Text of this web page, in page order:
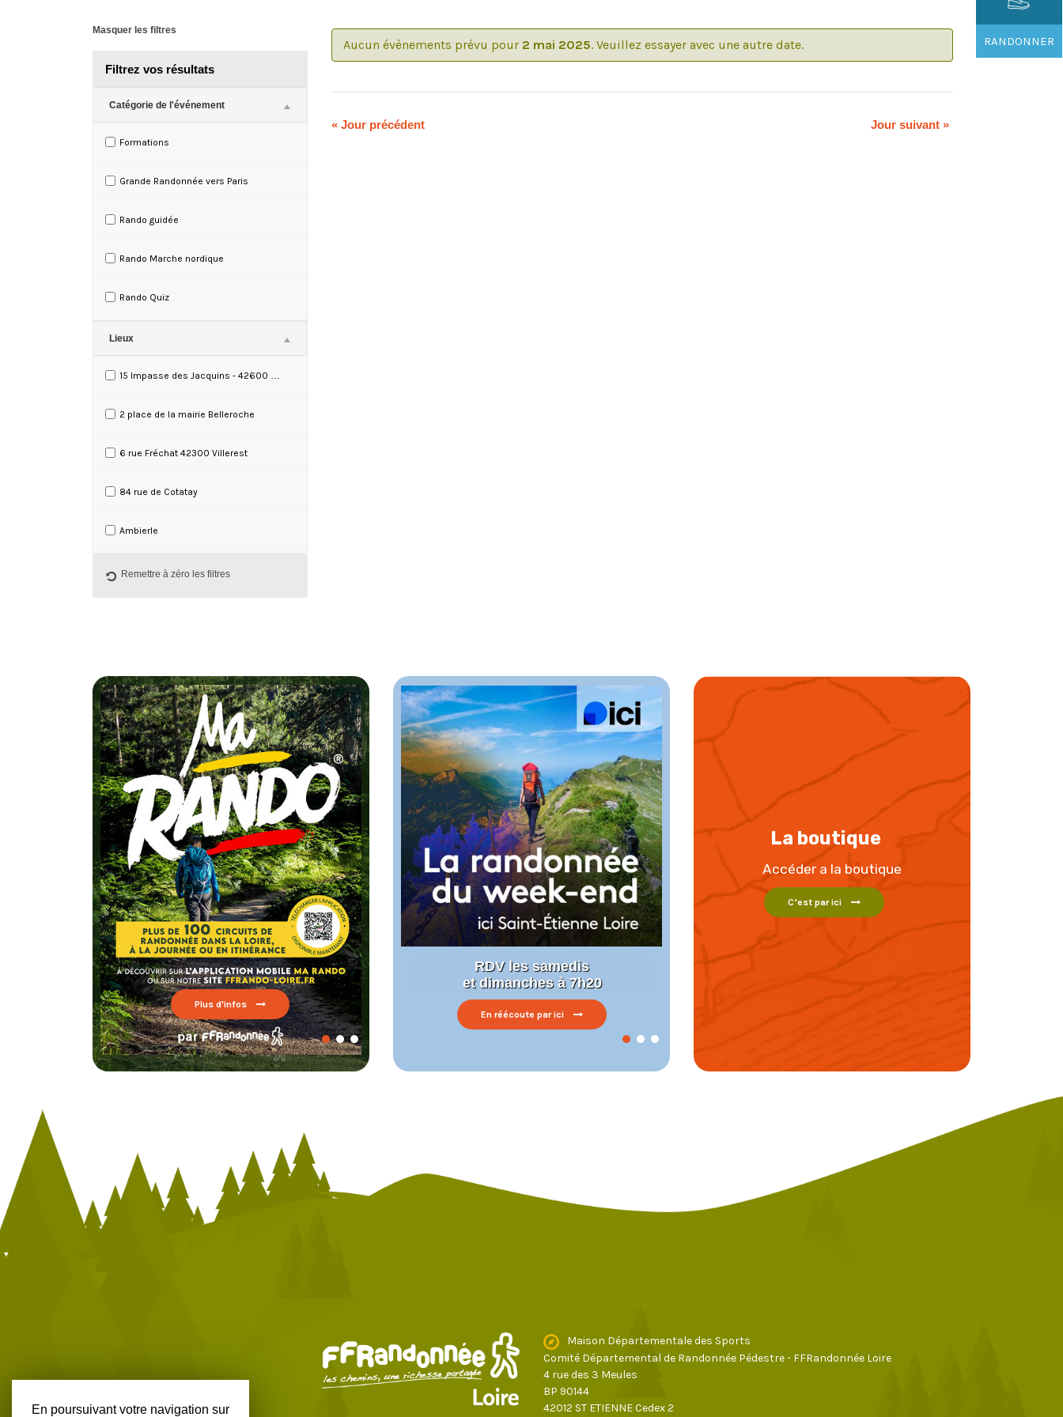
RANDONNER
de
vues
Évènements
Évènement
Masquer les filtres
Filtrez vos résultats
the
update
content
Catégorie de l'événement
Formations
Grande Randonnée vers Paris
Rando guidée
Rando Marche nordique
Rando Quiz
Rando Santé ®
Rando-campagnarde ®
Rando-campagnarde ® fédérée
Séjours
Lieux
15 Impasse des Jacquins - 42600 Montbrison
2 place de la mairie Belleroche
6 rue Fréchat 42300 Villerest
84 rue de Cotatay
Ambierle
Andrézieux-Bouthéon
Aubrac
Aurec-sur-Loire
Av. Maurice Thorez, 42150 La Ricamarie
Aveizieux
Balbigny
Bard
Belmont-de-la-Loire
Bessey
Boën
Boisset-Saint-Priest
Bords de Loire
Bouthéon
Boyer
Chambéon
Remettre à zéro les filtres
Aucun évènements prévu pour 2 mai 2025. Veuillez essayer avec une autre date.
«Jour précédent Jour suivant »
Chaque mois
testez un circuit labellisé
FFRandonnée
Lire par ici
En réécoute par ici
RDV les samedis
et dimanches à 7h20
La boutique
Accéder a la boutique
C’est par ici
Maison Départementale des Sports
Comité Départemental de Randonnée Pédestre - FFRandonnée Loire
4 rue des 3 Meules
BP 90144
42012 ST ETIENNE Cedex 2
En poursuivant votre navigation sur